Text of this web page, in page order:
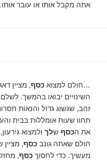
אתה מקבל אותו או עובר
…חולם למצואכסף, מציין
השינויים יבואו בהמשך.
זהב, שגשוג גדול והנאות
תחוו שעות אומללות בבית
את הכסף שלך ולמצוא
חולם שאתה גונבכסף,
מעשיך. כדי לחסוךכסף,